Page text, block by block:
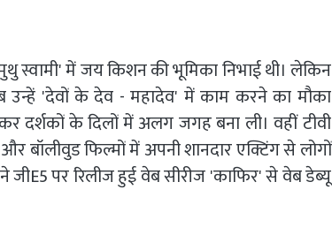
स्वामी' में जय किशन की भूमिका निभाई थी। लेकिन
उन्हें 'देवों के देव - महादेव' में काम करने का मौका
दर्शकों के दिलों में अलग जगह बना ली। वहीं टीवी
बॉलीवुड फिल्मों में अपनी शानदार एक्टिंग से लोगों
जीE5 पर रिलीज हुई वेब सीरीज 'काफिर' से वेब डेब्यू